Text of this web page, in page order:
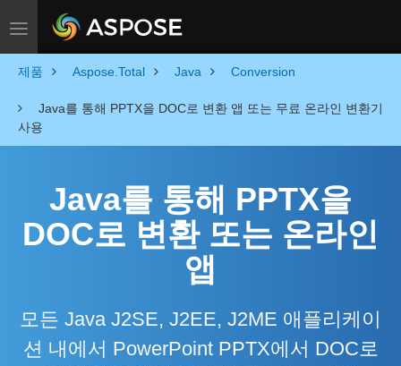
Toggle navigation
제품 Aspose.Total Java Conversion
Java를 통해 PPTX을 DOC로 변환 앱 또는 무료 온라인 변환기
사용
Java를 통해 PPTX을
DOC로 변환 또는 온라인
앱
모든 Java J2SE, J2EE, J2ME 애플리케이
션 내에서 PowerPoint PPTX에서 DOC로